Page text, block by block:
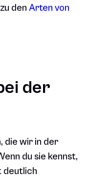
den Arten von
der
die wir in der
du sie kennst,
deutlich